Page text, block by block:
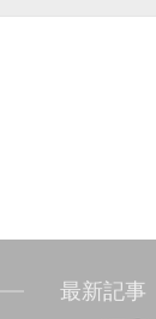
最新記事